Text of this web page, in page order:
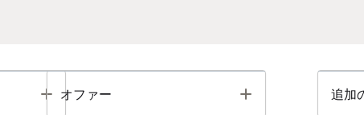
Toggle
オファー Toggle 追加